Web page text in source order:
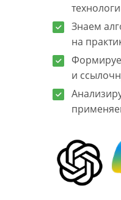
Знаем
на
и